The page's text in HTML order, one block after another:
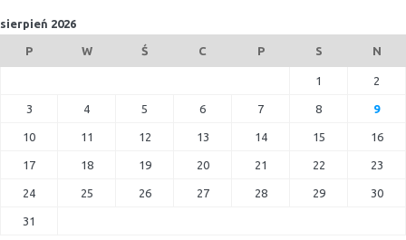
sierpień 2026
P W Ś C P S N
1 2
3 4 5 6 7 8 9
10 11 12 13 14 15 16
17 18 19 20 21 22 23
24 25 26 27 28 29 30
31